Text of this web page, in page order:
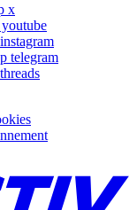
x
telegram